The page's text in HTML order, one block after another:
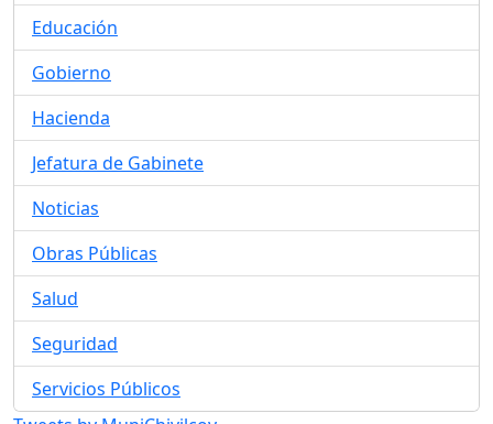
Educación
Gobierno
Hacienda
Jefatura de Gabinete
Noticias
Obras Públicas
Salud
Seguridad
Servicios Públicos